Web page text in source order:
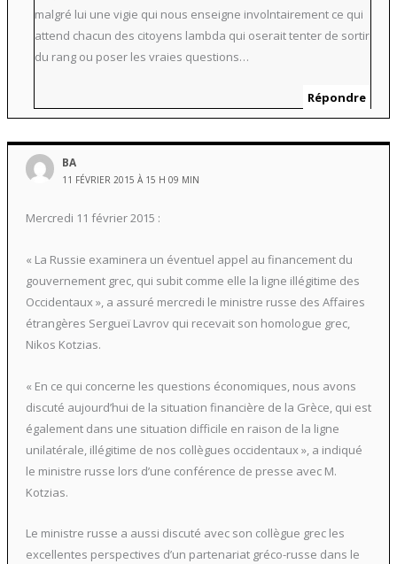
malgré lui une vigie qui nous enseigne involntairement ce qui
attend chacun des citoyens lambda qui oserait tenter de sortir
du rang ou poser les vraies questions…
Répondre
BA
11 FÉVRIER 2015 À 15 H 09 MIN
Mercredi 11 février 2015 :
« La Russie examinera un éventuel appel au financement du
gouvernement grec, qui subit comme elle la ligne illégitime des
Occidentaux », a assuré mercredi le ministre russe des Affaires
étrangères Sergueï Lavrov qui recevait son homologue grec,
Nikos Kotzias.
« En ce qui concerne les questions économiques, nous avons
discuté aujourd’hui de la situation financière de la Grèce, qui est
également dans une situation difficile en raison de la ligne
unilatérale, illégitime de nos collègues occidentaux », a indiqué
le ministre russe lors d’une conférence de presse avec M.
Kotzias.
Le ministre russe a aussi discuté avec son collègue grec les
excellentes perspectives d’un partenariat gréco-russe dans le